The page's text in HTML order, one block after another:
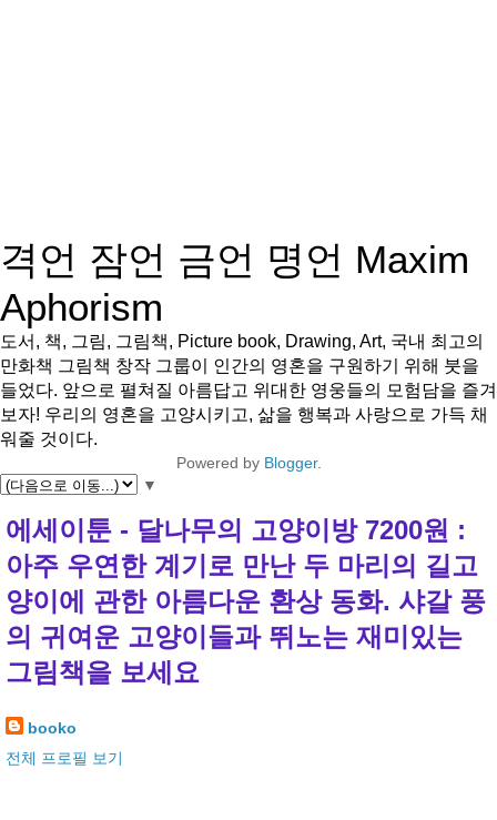
격언 잠언 금언 명언 Maxim
Aphorism
도서, 책, 그림, 그림책, Picture book, Drawing, Art, 국내 최고의
만화책 그림책 창작 그룹이 인간의 영혼을 구원하기 위해 붓을
들었다. 앞으로 펼쳐질 아름답고 위대한 영웅들의 모험담을 즐겨
보자! 우리의 영혼을 고양시키고, 삶을 행복과 사랑으로 가득 채
워줄 것이다.
Powered by Blogger.
▼
에세이툰 - 달나무의 고양이방 7200원 :
아주 우연한 계기로 만난 두 마리의 길고
양이에 관한 아름다운 환상 동화. 샤갈 풍
의 귀여운 고양이들과 뛰노는 재미있는
그림책을 보세요
booko
전체 프로필 보기